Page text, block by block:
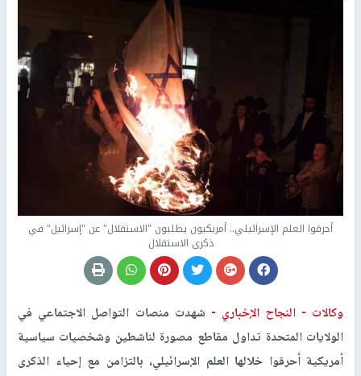
أحرقوا العلم الإسرائيلي.. أمريكيون يطلبون "الاستقلال" عن "إسرائيل" في
ذكرى الاستقلال
وكالات -النجاح الإخباري - شهدت منصات التواصل الاجتماعي في
الولايات المتحدة تداول مقاطع مصورة لناشطين وشخصيات سياسية
أمريكية أحرقوا خلالها العلم الإسرائيلي، بالتزامن مع إحياء الذكرى